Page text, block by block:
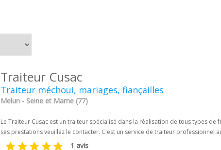
Traiteur Cusac
Traiteur méchoui, mariages, fiançailles
Melun - Seine et Marne (77)
Le Traiteur Cusac est un traiteur spécialisé dans la réalisation de tous types
ses prestations veuillez le contacter. C'est un service de traiteur professionnel
1 avis